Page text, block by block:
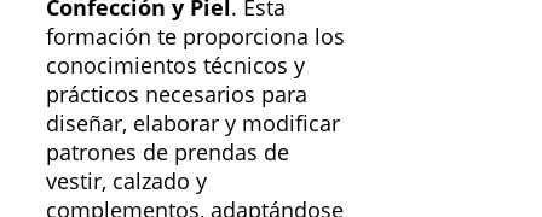
Confección y Piel. Esta
formación te proporciona los
conocimientos técnicos y
prácticos necesarios para
diseñar, elaborar y modificar
patrones de prendas de
vestir, calzado y
complementos, adaptándose